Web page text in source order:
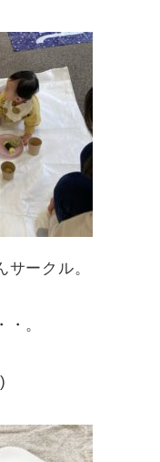
ークル。
。